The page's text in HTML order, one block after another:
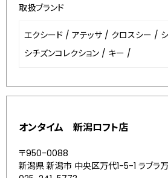
取扱ブランド
エクシード / アテッサ / クロスシー /
シチズンコレクション / キー /
オンタイム 新潟ロフト店
〒950-0088
新潟県 新潟市 中央区万代1-5-1 ラブラ